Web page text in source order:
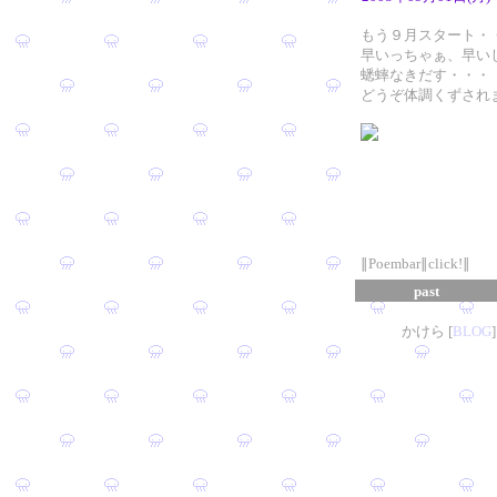
もう９月スタート・
早いっちゃぁ、早い
蟋蟀なきだす・・・
どうぞ体調くずされ
∥Poembar∥click!∥
past
かけら [BLOG